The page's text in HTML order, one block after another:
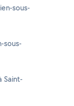
sous-
sous-
Saint-